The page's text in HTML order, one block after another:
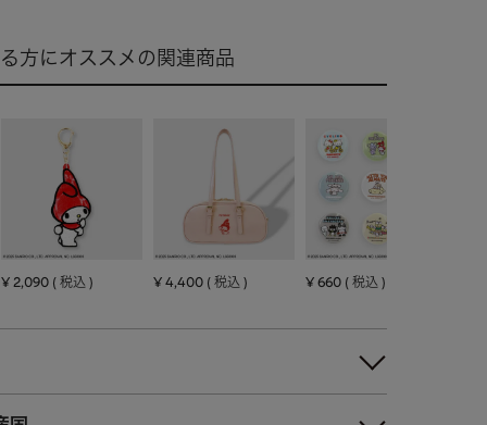
¥ 2,090 税込 ¥ 4,400 税込 ¥ 660 税込